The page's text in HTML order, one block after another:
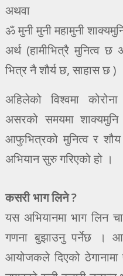
अथवा
ॐ मुनी मुनी महामुनी
अर्थ (हामीभित्रै मुनित्व
भित्र नै शौर्य छ, साहास छ )
अहिलेको विश्वमा
असरको समयमा शाक्यमुनि
आफुभित्रको मुनित्व र
अभियान सुरु गरिएको हो ।
कसरी भाग लिने ?
यस अभियानमा भाग लिन
गणना बुझाउनु पर्नेछ ।
आयोजकले दिएको ठेगानामा